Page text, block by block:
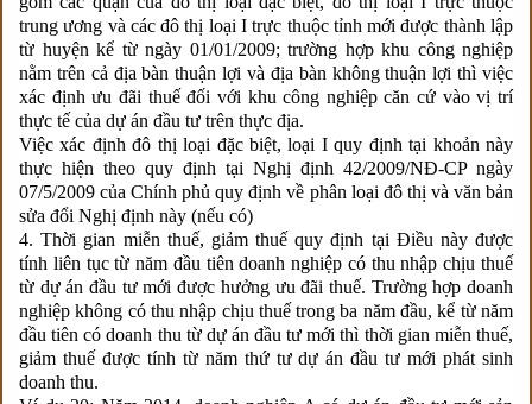
trung ương và các đô thị loại I trực thuộc tỉnh mới được thành lập
từ huyện kể từ ngày 01/01/2009; trường hợp khu công nghiệp
nằm trên cả địa bàn thuận lợi và địa bàn không thuận lợi thì việc
xác định ưu đãi thuế đối với khu công nghiệp căn cứ vào vị trí
thực tế của dự án đầu tư trên thực địa.
Việc xác định đô thị loại đặc biệt, loại I quy định tại khoản này
thực hiện theo quy định tại Nghị định 42/2009/NĐ-CP ngày
07/5/2009 của Chính phủ quy định về phân loại đô thị và văn bản
sửa đổi Nghị định này (nếu có)
4. Thời gian miễn thuế, giảm thuế quy định tại Điều này được
tính liên tục từ năm đầu tiên doanh nghiệp có thu nhập chịu thuế
từ dự án đầu tư mới được hưởng ưu đãi thuế. Trường hợp doanh
nghiệp không có thu nhập chịu thuế trong ba năm đầu, kể từ năm
đầu tiên có doanh thu từ dự án đầu tư mới thì thời gian miễn thuế,
giảm thuế được tính từ năm thứ tư dự án đầu tư mới phát sinh
doanh thu.